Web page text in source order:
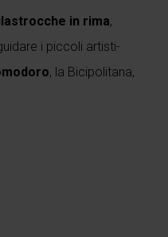
in rima,
i piccoli artisti-
, la Bicipolitana,